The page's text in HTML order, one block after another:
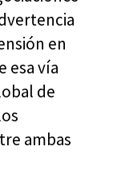
en
esa vía
de
ambas